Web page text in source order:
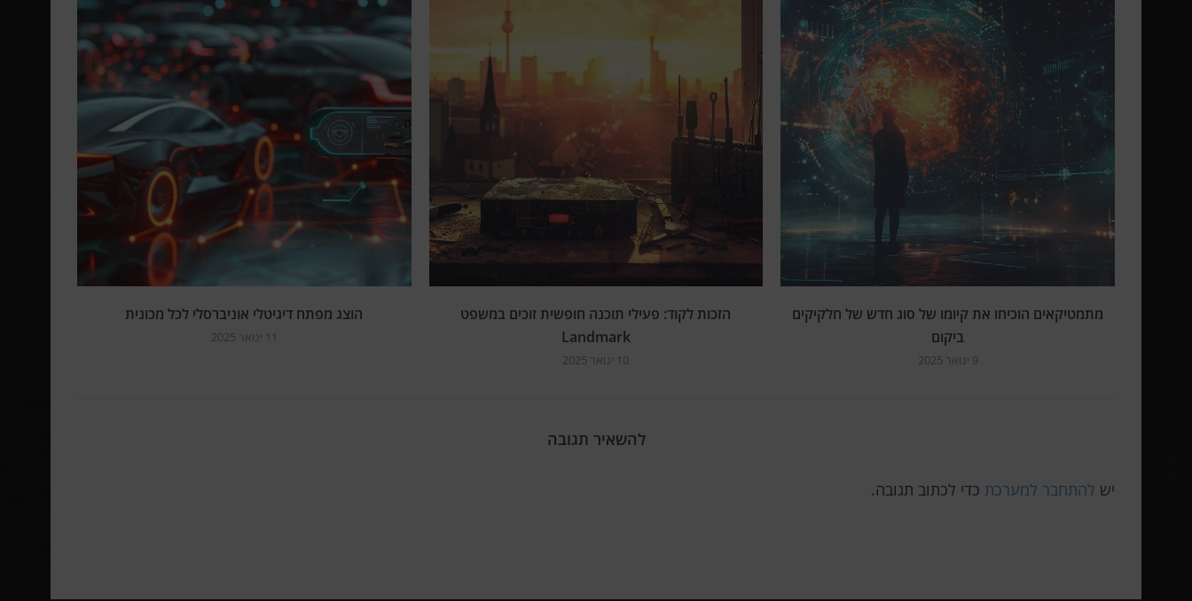
הוצג מפתח דיגיטלי אוניברסלי לכל מכונית
11 ינואר 2025
הזכות לקוד: פעילי תוכנה חופשית זוכים במשפט
Landmark
10 ינואר 2025
מתמטיקאים הוכיחו את קיומו של סוג חדש של חלקיקים
ביקום
9 ינואר 2025
להשאיר תגובה
יש להתחבר למערכת כדי לכתוב תגובה.